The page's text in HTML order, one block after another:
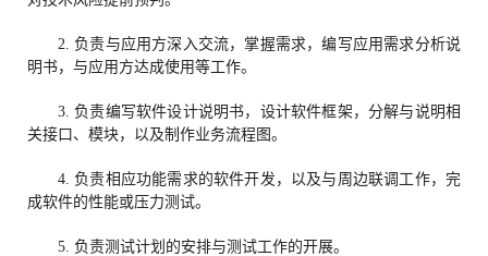
2. 负责与应用方深入交流，掌握需求，编写应用需求分析说
明书，与应用方达成使用等工作。
3. 负责编写软件设计说明书，设计软件框架，分解与说明相
关接口、模块，以及制作业务流程图。
4. 负责相应功能需求的软件开发，以及与周边联调工作，完
成软件的性能或压力测试。
5. 负责测试计划的安排与测试工作的开展。